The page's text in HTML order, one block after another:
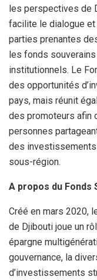
les perspectives de
facilite le dialogue
parties prenantes
les fonds
institutionnels. Le
des opportunités
pays, mais réunit
des promoteurs afin
personnes
des investissements
sous-région.
A propos du Fonds
Créé en mars 2020,
de Djibouti joue un
épargne
gouvernance, la
d’investissements